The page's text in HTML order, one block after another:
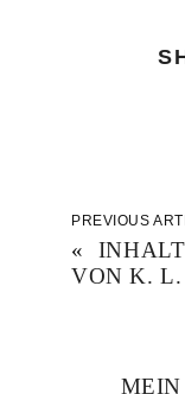
PREVIOUS
«
VON K. L.